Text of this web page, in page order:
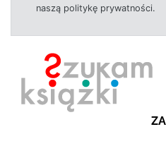
naszą politykę prywatności.